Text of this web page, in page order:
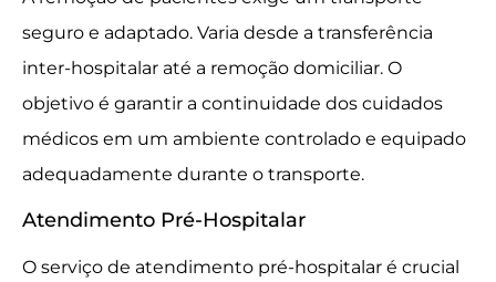
seguro e adaptado. Varia desde a transferência
inter-hospitalar até a remoção domiciliar. O
objetivo é garantir a continuidade dos cuidados
médicos em um ambiente controlado e equipado
adequadamente durante o transporte.
Atendimento Pré-Hospitalar
O serviço de atendimento pré-hospitalar é crucial